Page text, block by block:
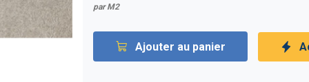
par M2
Ajouter au panier